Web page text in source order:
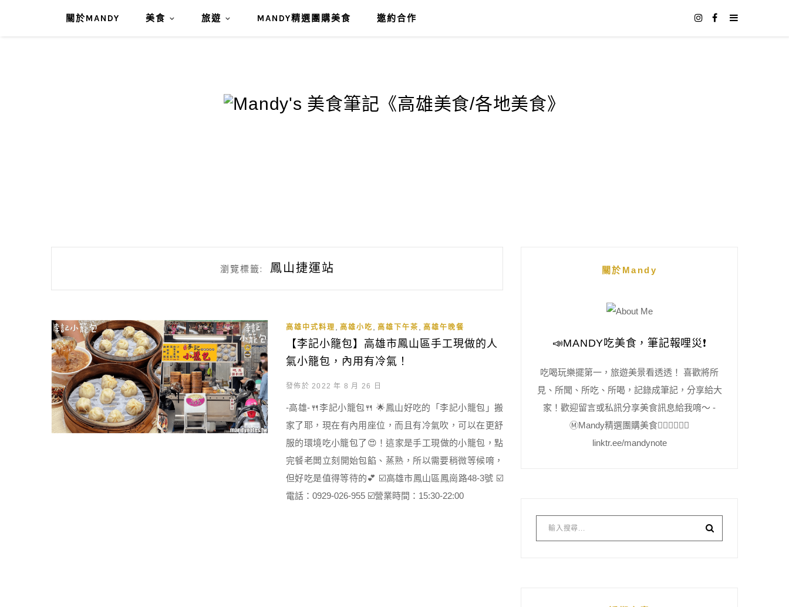
關於MANDY 美食 旅遊 MANDY精選團購美食 邀約合作
瀏覽標籤: 鳳山捷運站
高雄中式料理 高雄小吃 高雄下午茶 高雄午晚餐
【李記小籠包】高雄市鳳山區手工現做的人
氣小籠包，內用有冷氣！
發佈於 2022 年 8 月 26 日
-高雄-🍴李記小籠包🍴 🌟鳳山好吃的「李記小籠包」搬
家了耶，現在有內用座位，而且有冷氣吹，可以在更舒
服的環境吃小籠包了😍！這家是手工現做的小籠包，點
完餐老闆立刻開始包餡、蒸熟，所以需要稍微等候唷，
但好吃是值得等待的💕 ☑️高雄市鳳山區鳳崗路48-3號 ☑️
電話：0929-026-955 ☑️營業時間：15:30-22:00
關於Mandy
📣MANDY吃美食，筆記報哩災❗️
吃喝玩樂擺第一，旅遊美景看透透！ 喜歡將所
見、所聞、所吃、所喝，記錄成筆記，分享給大
家！歡迎留言或私訊分享美食訊息給我唷～ -
Ⓜ️Mandy精選團購美食👇🏻👇🏻👇🏻
linktr.ee/mandynote